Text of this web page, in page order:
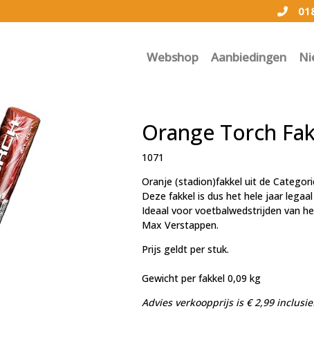
Webshop Aanbiedingen
Orange Torch
1071
Oranje (stadion)fakkel uit de
Deze fakkel is dus het hele jaar
Ideaal voor voetbalwedstrijden van
Max Verstappen.
Prijs geldt per stuk.
Gewicht per fakkel 0,09 kg
Advies verkoopprijs is € 2,99